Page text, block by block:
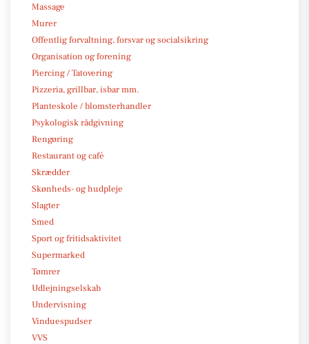
Massage
Murer
Offentlig forvaltning, forsvar og socialsikring
Organisation og forening
Piercing / Tatovering
Pizzeria, grillbar, isbar mm.
Planteskole / blomsterhandler
Psykologisk rådgivning
Rengøring
Restaurant og café
Skrædder
Skønheds- og hudpleje
Slagter
Smed
Sport og fritidsaktivitet
Supermarked
Tømrer
Udlejningselskab
Undervisning
Vinduespudser
VVS